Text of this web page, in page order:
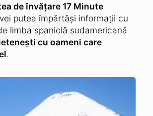
de învățare 17 Minute
putea împărtăși informații cu
limba spaniolă sudamericană
cu oameni care
.